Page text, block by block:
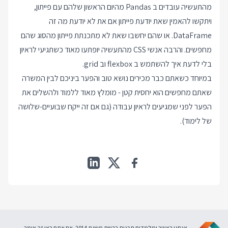
מהתעשיה עובדים ב Pandas מהיום הראשון שלהם עם פייתון,
ויתקשו להאמין שאת יודעת פייתון אם את לא יודעת מה זה
DataFrame. או שהם יחשבו שאת לא מתכנתת פייתון מהסוג שהם
מחפשים. והרבה אנשי CSS מהתעשיה יופתעו מאוד כשתגיעי לראיון
בלי לדעת איך להשתמש ב flexbox וב grid.
במיוחד כשאתם כבר מכירים נושא טוב והפער ביניכם לבין המשרה
שאתם מחפשים הוא יחסית קטן - מומלץ מאוד ללמוד ולהשלים את
הפער לפני שמגיעים לראיון עבודה (גם אם זה ייקח שבועיים-שלושה
של לימוד).